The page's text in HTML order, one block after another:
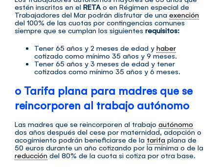
estén inscritos en el RETA o en Régimen especial de
Trabajadores del Mar podrán disfrutar de una exención
del 100% de las cuotas por contingencias comunes
siempre que se cumplan los siguientes requisitos:
Tener 65 años y 2 meses de edad y haber
cotizado como mínimo 35 años y 9 meses.
Tener 65 años y 3 meses de edad y tener
cotizados como mínimo 35 años y 6 meses.
o Tarifa plana para madres que se
reincorporen al trabajo autónomo
Las madres que se reincorporen al trabajo autónomo
dos años después del cese por maternidad, adopción o
acogimiento podrán beneficiarse de la tarifa plana de
50 euros durante un año cotizando por la mínima o de la
reducción del 80% de la cuota si cotiza por otra base.